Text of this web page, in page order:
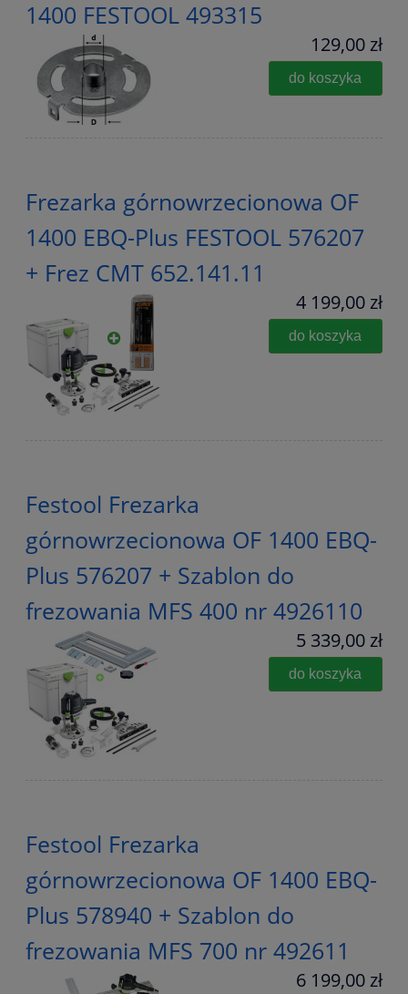
1400 FESTOOL 493315
129,00 zł
do koszyka
Frezarka górnowrzecionowa OF
1400 EBQ-Plus FESTOOL 576207
+ Frez CMT 652.141.11
4 199,00 zł
do koszyka
Festool Frezarka
górnowrzecionowa OF 1400 EBQ-
Plus 576207 + Szablon do
frezowania MFS 400 nr 4926110
5 339,00 zł
do koszyka
Festool Frezarka
górnowrzecionowa OF 1400 EBQ-
Plus 578940 + Szablon do
frezowania MFS 700 nr 492611
6 199,00 zł